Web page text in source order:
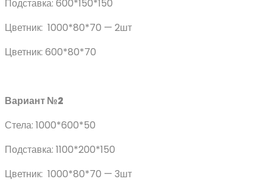
Подставка: 600*150*150
Цветник: 1000*80*70 — 2шт
Цветник: 600*80*70
Вариант №2
Стела: 1000*600*50
Подставка: 1100*200*150
Цветник: 1000*80*70 — 3шт